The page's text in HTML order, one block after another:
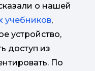
о нашей
учебников,
устройство,
доступ из
По